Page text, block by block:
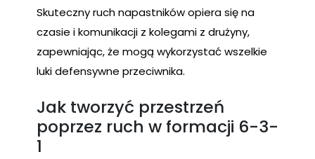
Skuteczny ruch napastników opiera się na
czasie i komunikacji z kolegami z drużyny,
zapewniając, że mogą wykorzystać wszelkie
luki defensywne przeciwnika.
Jak tworzyć przestrzeń
poprzez ruch w formacji 6-3-
1